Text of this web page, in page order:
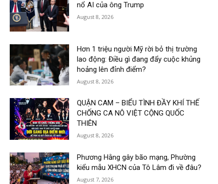
nổ AI của ông Trump
August 8, 2026
Hơn 1 triệu người Mỹ rời bỏ thị trường
lao động: Điều gì đang đẩy cuộc khủng
hoảng lên đỉnh điểm?
August 8, 2026
QUẬN CAM – BIỂU TÌNH ĐẦY KHÍ THẾ
CHỐNG CA NÔ VIỆT CỘNG QUỐC
THIÊN
August 8, 2026
Phương Hằng gây bão mạng, Phường
kiểu mẫu XHCN của Tô Lâm đi về đâu?
August 7, 2026